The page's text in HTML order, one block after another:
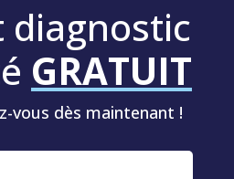
diagnostic
GRATUIT
vous dès maintenant !